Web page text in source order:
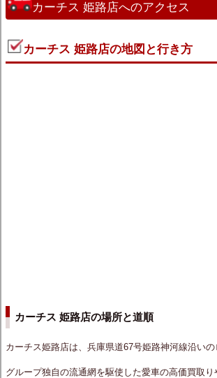
カーチス 姫路店へのアクセス
カーチス 姫路店の地図と行き方
カーチス 姫路店の場所と道順
カーチス姫路店は、兵庫県道67号姫路神河線沿い
グループ独自の流通網を駆使した愛車の高価買取